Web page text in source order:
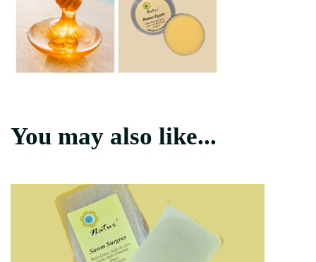
You may also like...